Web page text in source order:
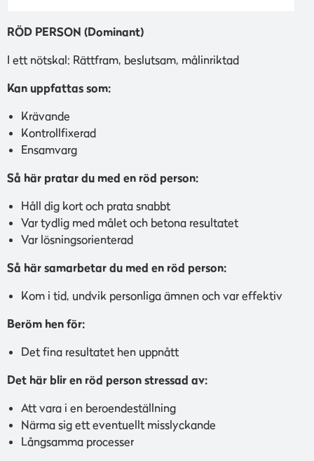
RÖD PERSON (Dominant)
I ett nötskal: Rättfram, beslutsam, målinriktad
Kan uppfattas som:
Krävande
Kontrollfixerad
Ensamvarg
Så här pratar du med en röd person:
Håll dig kort och prata snabbt
Var tydlig med målet och betona resultatet
Var lösningsorienterad
Så här samarbetar du med en röd person:
Kom i tid, undvik personliga ämnen och var effektiv
Beröm hen för:
Det fina resultatet hen uppnått
Det här blir en röd person stressad av:
Att vara i en beroendeställning
Närma sig ett eventuellt misslyckande
Långsamma processer